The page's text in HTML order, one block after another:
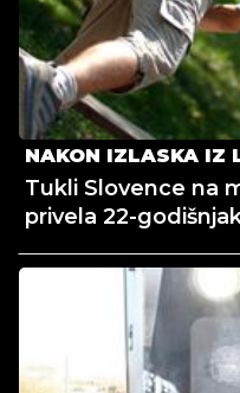
NAKON IZLASKA IZ
Tukli Slovence na
privela 22-